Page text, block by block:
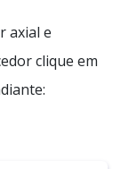
axial e
clique em